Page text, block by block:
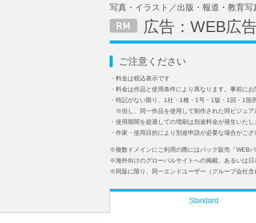
写真・イラスト／出版・報道・教育写
広告：WEB広告
ご注意ください
・料金は税込表示です
・料金は作品と使用条件により異なります。事前に
・特記がない限り、1社・1種・1号・1版・1回・1
※但し、同一作品を使用して制作された同ビジュ
・使用期間を超過しての増刷は別途料金が発生いたし
・作家・使用目的により別途申請が必要な場合がご
※複数ドメインにご利用の際にはパック販売「WEB
※海外向けのグローバルサイトへの掲載、あるいは
※同版に限り、同一エンドユーザー（グループ会社
Standard